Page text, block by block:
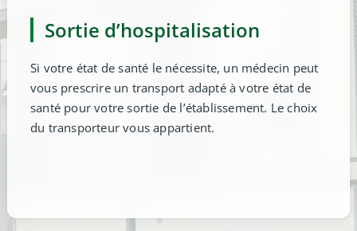
Sortie d’hospitalisation
Si votre état de santé le nécessite, un médecin peut
vous prescrire un transport adapté à votre état de
santé pour votre sortie de l’établissement. Le choix
du transporteur vous appartient.